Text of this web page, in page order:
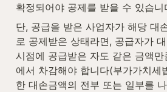
확정되어야 공제를 받을 수 있습니
단, 공급을 받은 사업자가 해당 대
로 공제받은 상태라면, 공급자가
시점에 공급받은 자도 같은 금액
에서 차감해야 합니다(부가가치세
한 대손금액의 전부 또는 일부를